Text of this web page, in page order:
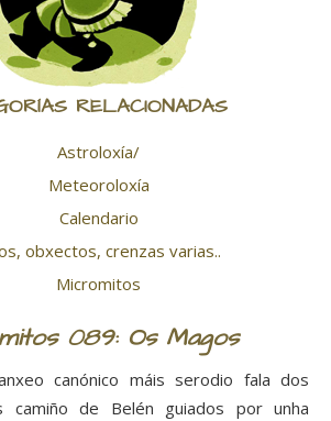
RELACIONADAS
Astroloxía/
Meteoroloxía
Calendario
obxectos, crenzas varias..
Micromitos
089: Os Magos
canónico máis serodio fala dos
camiño de Belén guiados por unha